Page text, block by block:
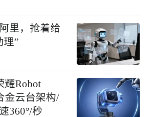
里，抢着给
理”
耀Robot
金云台架构/
360°/秒